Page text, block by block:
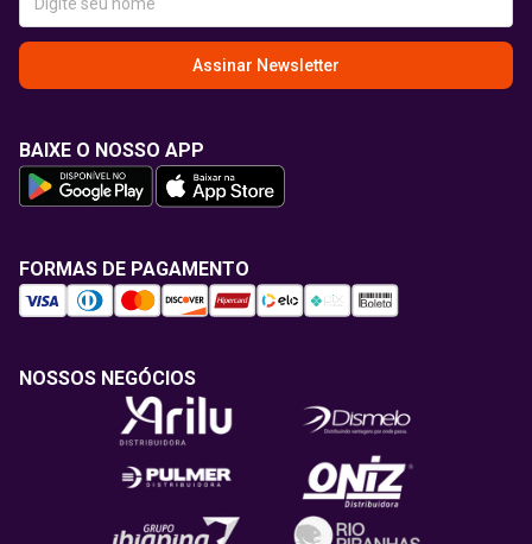
Assinar Newsletter
BAIXE O NOSSO APP
FORMAS DE PAGAMENTO
NOSSOS NEGÓCIOS